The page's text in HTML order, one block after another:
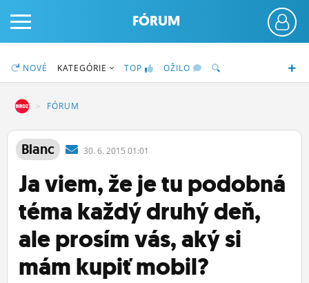
PRIHLÁS SA
ČINŽIAK
FÓRUM
STATUSY
BLOGY
FÓRUM
NOVÉ KATEGÓRIE TOP OŽILO
FÓRUM
Blanc 30. 6. 2015 01:01
Ja viem, že je tu podobná
téma každý druhý deň,
ale prosím vás, aký si
mám kupiť mobil?